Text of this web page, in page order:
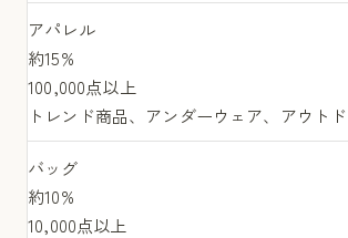
アパレル
約15%
100,000点以上
トレンド商品、アンダーウェア、アウト
バッグ
約10%
10,000点以上